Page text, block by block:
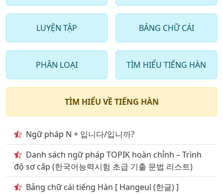
. Từ vựng tiếng hàn quốc Chủ đề các loài đồ vật, vật
13. Những Từ vựng tiếng hàn quốc về Chủ đề giai trí
đề giao dục đào tạo
. Những Từ vựng tiếng hàn quốc nói về Chủ đề
Giao thông đi lại
16. Từ vựng tiếng hàn Chủ đề kiến trúc Những công
trình kiến trúc
17. Những Từ vựng tiếng hàn quốc nói về Chủ đề môi
trường
LUYỆN TẬP BẢNG CHỮ CÁI
PHÂN LOẠI TÌM HIỂU TIẾNG HÀN
TÌM HIỂU VỀ TIẾNG HÀN
Ngữ pháp N + 입니다/입니까?
Danh sách ngữ pháp TOPIK hoàn chỉnh – Trình
độ sơ cấp (한국어능력시험 초급 기출 문법 리스트)
Bảng chữ cái tiếng Hàn [ Hangeul (한글) ]